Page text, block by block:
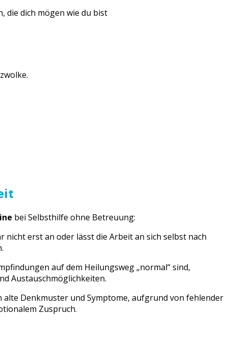
die dich mögen wie du bist
bei Selbsthilfe ohne Betreuung:
nicht erst an oder lässt die Arbeit an sich selbst nach
auf dem Heilungsweg „normal“ sind,
Austauschmöglichkeiten.
alte Denkmuster und Symptome, aufgrund von fehlender
Zuspruch.